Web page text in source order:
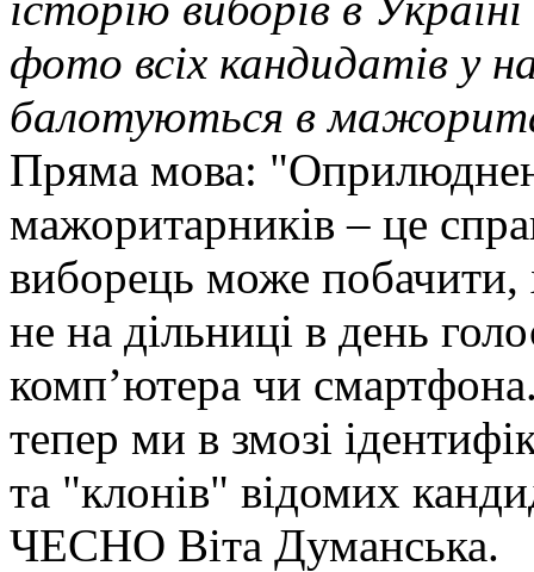
фото всіх кандидатів у
балотуються в
Пряма мова:
мажоритарників – це
виборець може побачити,
не на дільниці в день
комп’ютера чи
тепер ми в змозі
та "клонів" відомих
ЧЕСНО Віта Думанська.